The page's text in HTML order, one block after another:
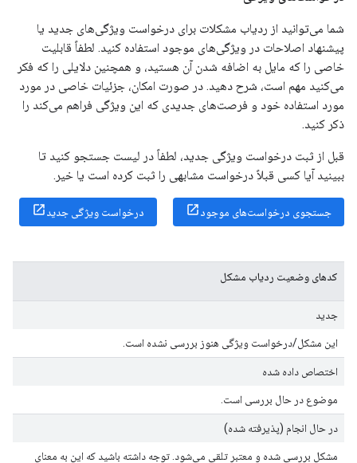
شما می‌توانید از ردیاب مشکلات برای درخواست ویژگی‌های جدید یا
پیشنهاد اصلاحات در ویژگی‌های موجود استفاده کنید. لطفاً قابلیت
خاصی را که مایل به اضافه شدن آن هستید، و همچنین دلایلی را که فکر
می‌کنید مهم است، شرح دهید. در صورت امکان، جزئیات خاصی در مورد
مورد استفاده خود و فرصت‌های جدیدی که این ویژگی فراهم می‌کند را
ذکر کنید.
قبل از ثبت درخواست ویژگی جدید، لطفاً در لیست جستجو کنید تا
ببینید آیا کسی قبلاً درخواست مشابهی را ثبت کرده است یا خیر.
جستجوی درخواست‌های موجود درخواست ویژگی جدید
کدهای وضعیت ردیاب مشکل
جدید
این مشکل/درخواست ویژگی هنوز بررسی نشده است.
اختصاص داده شده
موضوع در حال بررسی است.
در حال انجام (پذیرفته شده)
مشکل بررسی شده و معتبر تلقی می‌شود. توجه داشته باشید که این به معنای